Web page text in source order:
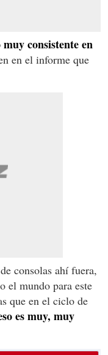
consistente en
en el informe que
consolas ahí fuera,
el mundo para este
que en el ciclo de
es muy, muy